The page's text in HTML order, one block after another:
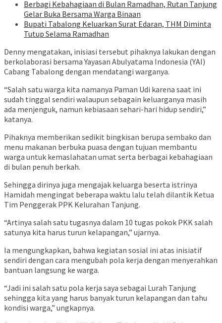
Berbagi Kebahagiaan di Bulan Ramadhan, Rutan Tanjung
Gelar Buka Bersama Warga Binaan
Bupati Tabalong Keluarkan Surat Edaran, THM Diminta
Tutup Selama Ramadhan
Denny mengatakan, inisiasi tersebut pihaknya lakukan dengan
berkolaborasi bersama Yayasan Abulyatama Indonesia (YAI)
Cabang Tabalong dengan mendatangi warganya.
“Salah satu warga kita namanya Paman Udi karena saat ini
sudah tinggal sendiri walaupun sebagain keluarganya masih
ada menjenguk, namun kebiasaan sehari-hari hidup sendiri,”
katanya.
Pihaknya memberikan sedikit bingkisan berupa sembako dan
menu makanan berbuka puasa dengan tujuan membantu
warga untuk kemaslahatan umat serta berbagai kebahagiaan
di bulan penuh berkah.
Sehingga dirinya juga mengajak keluarga beserta istrinya
Hamidah mengingat beberapa waktu lalu telah dilantik Ketua
Tim Penggerak PPK Kelurahan Tanjung.
“Artinya salah satu tugasnya dalam 10 tugas pokok PKK salah
satunya kita harus turun kelapangan,” ujarnya.
Ia mengungkapkan, bahwa kegiatan sosial ini atas inisiatif
sendiri dengan cara mengubah pola kerja dengan menyerahkan
bantuan langsung ke warga.
“Jadi ini salah satu pola kerja saya sebagai Lurah Tanjung
sehingga kita yang harus banyak turun kelapangan dan tahu
kondisi warga,” ungkapnya.